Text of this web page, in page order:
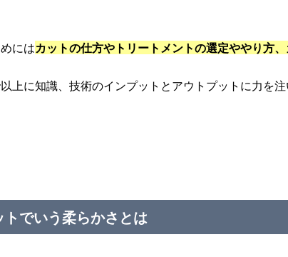
にはカットの仕方やトリートメントの選定ややり方
上に知識、技術のインプットとアウトプットに力を
トでいう柔らかさとは